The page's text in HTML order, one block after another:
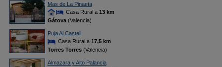
Mas de La Pinaeta
Casa Rural a 13 km
Gátova(Valencia)
Puja Al Castell
Casa Rural a 17,5 km
Torres Torres(Valencia)
Almazara y Alto Palancia